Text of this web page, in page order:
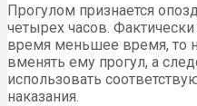
Прогулом признается
четырех часов.
время меньшее время, то
вменять ему прогул, а
использовать
наказания.